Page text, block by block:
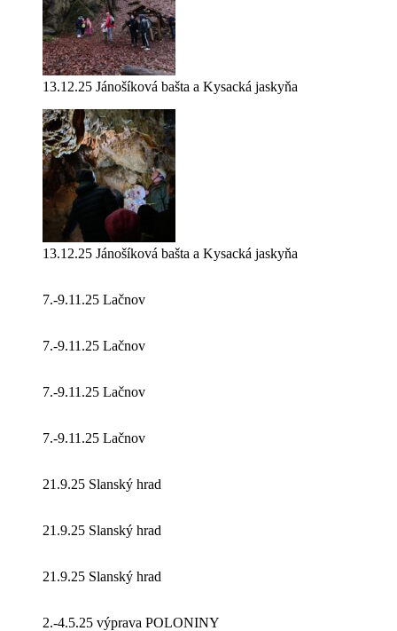
13.12.25 Jánošíková bašta a Kysacká jaskyňa
13.12.25 Jánošíková bašta a Kysacká jaskyňa
7.-9.11.25 Lačnov
7.-9.11.25 Lačnov
7.-9.11.25 Lačnov
7.-9.11.25 Lačnov
21.9.25 Slanský hrad
21.9.25 Slanský hrad
21.9.25 Slanský hrad
2.-4.5.25 výprava POLONINY